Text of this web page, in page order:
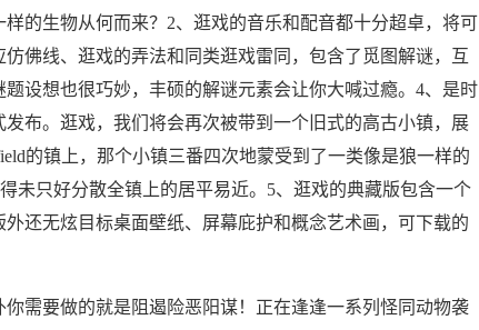
的生物从何而来？2、逛戏的音乐和配音都十分超卓，将可
佛线、逛戏的弄法和同类逛戏雷同，包含了觅图解谜，互
设想也很巧妙，丰硕的解谜元素会让你大喊过瘾。4、是时
布。逛戏，我们将会再次被带到一个旧式的高古小镇，展
的镇上，那个小镇三番四次地蒙受到了一类像是狼一样的
未只好分散全镇上的居平易近。5、逛戏的典藏版包含一个
还无炫目标桌面壁纸、屏幕庇护和概念艺术画，可下载的
要做的就是阻遏险恶阳谋！正在逢逢一系列怪同动物袭